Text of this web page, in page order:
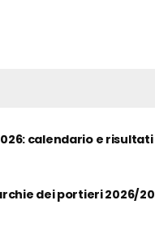
calendario e risultati
dei portieri 2026/